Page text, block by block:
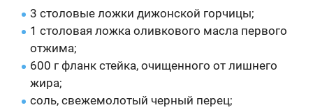
3 столовые ложки дижонской горчицы;
1 столовая ложка оливкового масла первого
отжима;
600 г фланк стейка, очищенного от лишнего
жира;
соль, свежемолотый черный перец;